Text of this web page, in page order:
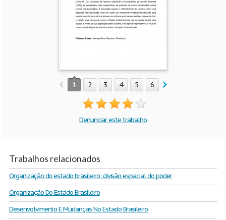
1 2 3 4 5 6 7
Denunciar este trabalho
Trabalhos relacionados
Organização do estado brasileiro: divisão espacial do poder
Organização Do Estado Brasileiro
Desenvolvimento E Mudanças No Estado Brasileiro